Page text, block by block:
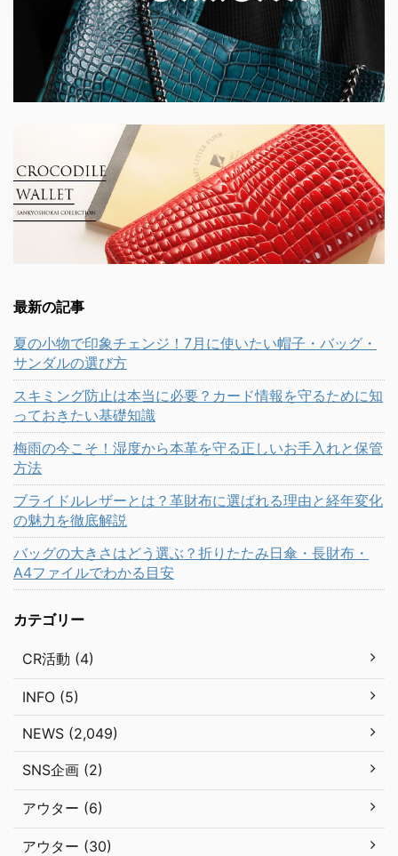
最新の記事
夏の小物で印象チェンジ！7月に使いたい帽子・バッグ・
サンダルの選び方
スキミング防止は本当に必要？カード情報を守るために知
っておきたい基礎知識
梅雨の今こそ！湿度から本革を守る正しいお手入れと保管
方法
ブライドルレザーとは？革財布に選ばれる理由と経年変化
の魅力を徹底解説
バッグの大きさはどう選ぶ？折りたたみ日傘・長財布・
A4ファイルでわかる目安
カテゴリー
CR活動 (4)
INFO (5)
NEWS (2,049)
SNS企画 (2)
アウター (6)
アウター (30)